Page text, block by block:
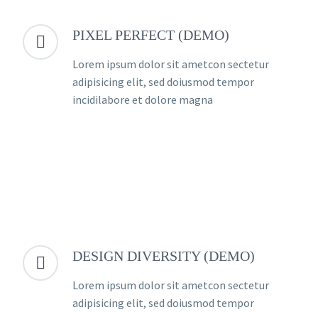

 PIXEL PERFECT (DEMO)
Lorem ipsum dolor sit ametcon sectetur
adipisicing elit, sed doiusmod tempor
incidilabore et dolore magna

 DESIGN DIVERSITY (DEMO)
Lorem ipsum dolor sit ametcon sectetur
adipisicing elit, sed doiusmod tempor